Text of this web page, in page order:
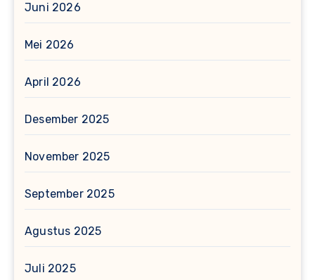
Juni 2026
Mei 2026
April 2026
Desember 2025
November 2025
September 2025
Agustus 2025
Juli 2025